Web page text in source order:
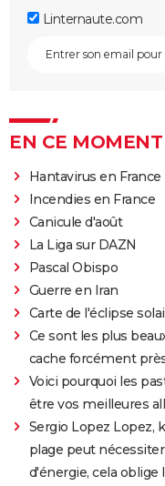
Linternaute.com
EN CE MOMENT
Hantavirus en France
Incendies en France
Canicule d'août
La Liga sur DAZN
Pascal Obispo
Guerre en Iran
Carte de l'éclipse
Ce sont les plus
cache forcément
Voici pourquoi les
être vos meilleures
Sergio Lopez Lopez,
plage peut
d'énergie, cela oblige